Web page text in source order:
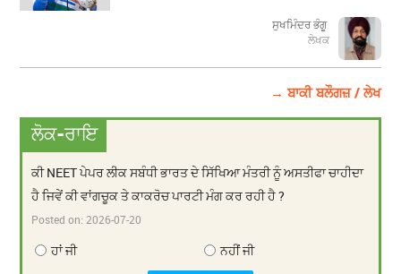
ਸੁਖਮਿੰਦਰ ਭੰਗੂ
ਲੇਖਕ
→ ਬਾਕੀ ਬਲੌਗਜ਼ / ਲੇਖ
ਲੋਕ-ਰਾਇ
ਕੀ NEET ਪੇਪਰ ਲੀਕ ਸਬੰਧੀ ਭਾਰਤ ਦੇ ਸਿੱਖਿਆ ਮੰਤਰੀ ਨੂੰ ਅਸਤੀਫਾ ਚਾਹੀਦਾ
ਹੈ ਜਿਵੇਂ ਕੀ ਵਾਂਗਚੂਕ ਤੇ ਕਾਕਰੋਚ ਪਾਰਟੀ ਮੰਗ ਕਰ ਰਹੀ ਹੈ ?
Posted on:2026-07-20
ਹਾਂ ਜੀ ਨਹੀਂ ਜੀ